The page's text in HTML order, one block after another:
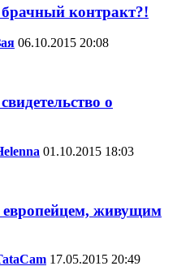
контракт?!
06.10.2015 20:08
о
01.10.2015 18:03
живущим
17.05.2015 20:49